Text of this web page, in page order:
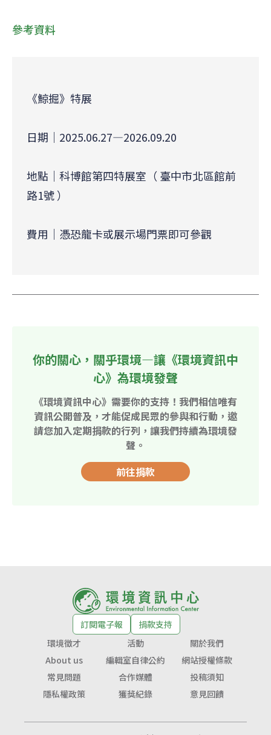
參考資料
《鯨掘》特展
日期｜2025.06.27—2026.09.20
地點｜科博館第四特展室（ 臺中市北區館前
路1號 ）
費用｜憑恐龍卡或展示場門票即可參觀
你的關心，關乎環境—讓《環境資訊中
心》為環境發聲
《環境資訊中心》需要你的支持！我們相信唯有
資訊公開普及，才能促成民眾的參與和行動，邀
請您加入定期捐款的行列，讓我們持續為環境發
聲。
前往捐款
訂閱電子報
捐款支持
環境徵才
活動
關於我們
About us
編輯室自律公約
網站授權條款
常見問題
合作媒體
投稿須知
隱私權政策
獲獎紀錄 意見回饋